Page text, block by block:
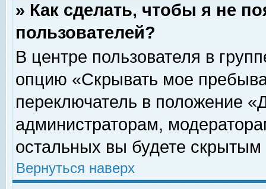
» Как сделать, чтобы я не
пользователей?
В центре пользователя в
опцию «Скрывать мое
переключатель в положение
администраторам,
остальных вы будете скрытым
Вернуться наверх